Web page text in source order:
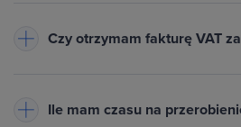
Twoim koncie w zakładce
data wystawienia i unikalny numer
Czy otrzymam fakturę VAT
zakupie. Pobierzesz ją z zakładki
Ile mam czasu na